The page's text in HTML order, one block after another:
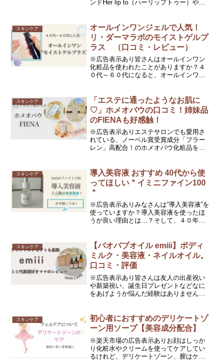
ンドHer lip to（ハーリップトゥー）や香
ROSIER（ロジア）、などがあ...
スキンケア
オールインワンジェルで人気！
リ・ダーマラボのモイストゲルプ
ラス （口コミ・レビュー）
※広告表示あり皆さんはオールインワン
化粧品を使われたことがありますか？４
０代～６０代になると、オールインワン
ールインワンだけだと乾燥しそうなイメ
ージがありますよね。今回...
スキンケア
「エステに通ったようなお肌に
♡」ホメオバウの口コミ！姉妹品
のFIENAも好感触！
※広告表示ありエステサロンでも愛用さ
れている、ノーベル賞受賞成分「フラー
レン」高配合！のホメオバウ化粧品を知
ウ化粧品は高機能成分入りの化粧品をコ
スパよく使いたい方におす...
スキンケア
導入美容液 おすすめ 40代から使
ってほしい＂イミニファイン100
＂
※広告表示ありみなさんは“導入美容液”を
使っていますか？導入美容液を使ったほ
うが良い理由とは…？そして、４０年以
『信頼コスメ 夏の保湿部門』を受賞し
た イミニファイン１００...
スキンケア
【バオバブオイル emiii】ボディ
ミルク・美容液・ネイルオイル。
口コミ・評価
※広告表示あり皆さんは友人の出産祝い
や新築祝い、誕生日プレゼントなどなに
をあげようか悩んだ経験はありません
落なギフトを贈りたい！』という方にお
すすめのスキンケアギフトが...
スキンケア
初心者におすすめのデリケートゾ
ーン用ソープ【美容成分配合】
※楽天市場の広告表示ありお顔はしっか
り化粧水やクリームを使ってケアしてい
るけれど、デリケートゾーン、膣はケア